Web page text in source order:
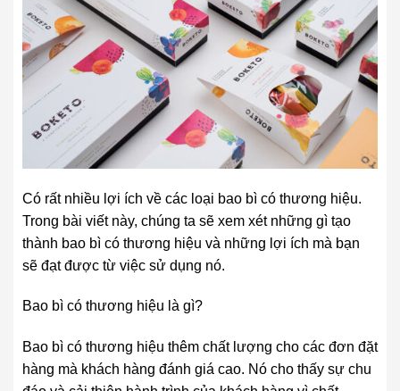
Có rất nhiều lợi ích về các loại bao bì có thương hiệu.
Trong bài viết này, chúng ta sẽ xem xét những gì tạo
thành bao bì có thương hiệu và những lợi ích mà bạn
sẽ đạt được từ việc sử dụng nó.
Bao bì có thương hiệu là gì?
Bao bì có thương hiệu thêm chất lượng cho các đơn đặt
hàng mà khách hàng đánh giá cao. Nó cho thấy sự chu